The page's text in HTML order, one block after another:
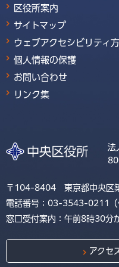
区役所案内
サイトマップ
ウェブアクセシビリティ
個人情報の保護
お問い合わせ
リンク集
法
〒104-8404 東京都中央区
電話番号：03-3543-0211（
窓口受付案内：午前8時30分
アクセ